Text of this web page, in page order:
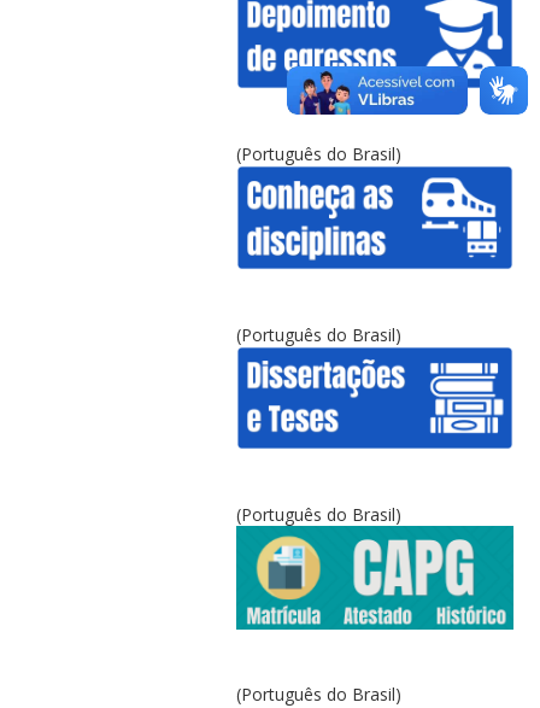
(Português do Brasil)
(Português do Brasil)
(Português do Brasil)
(Português do Brasil)